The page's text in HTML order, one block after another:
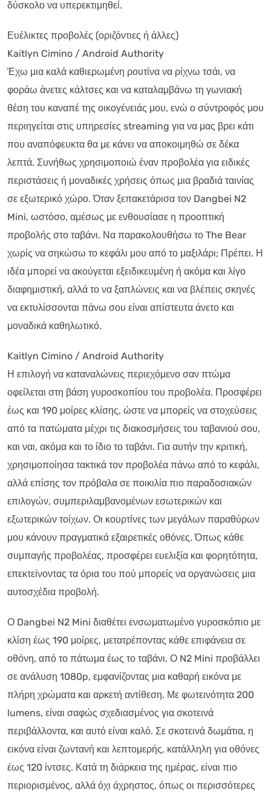
δύσκολο να υπερεκτιμηθεί.
Ευέλικτες προβολές (οριζόντιες ή άλλες)
Kaitlyn Cimino / Android Authority
Έχω μια καλά καθιερωμένη ρουτίνα να ρίχνω τσάι, να
φοράω άνετες κάλτσες και να καταλαμβάνω τη γωνιακή
θέση του καναπέ της οικογένειάς μου, ενώ ο σύντροφός μου
περιηγείται στις υπηρεσίες streaming για να μας βρει κάτι
που αναπόφευκτα θα με κάνει να αποκοιμηθώ σε δέκα
λεπτά. Συνήθως χρησιμοποιώ έναν προβολέα για ειδικές
περιστάσεις ή μοναδικές χρήσεις όπως μια βραδιά ταινίας
σε εξωτερικό χώρο. Όταν ξεπακετάρισα τον Dangbei N2
Mini, ωστόσο, αμέσως με ενθουσίασε η προοπτική
προβολής στο ταβάνι. Να παρακολουθήσω το The Bear
χωρίς να σηκώσω το κεφάλι μου από το μαξιλάρι; Πρέπει. Η
ιδέα μπορεί να ακούγεται εξειδικευμένη ή ακόμα και λίγο
διαφημιστική, αλλά το να ξαπλώνεις και να βλέπεις σκηνές
να εκτυλίσσονται πάνω σου είναι απίστευτα άνετο και
μοναδικά καθηλωτικό.
Kaitlyn Cimino / Android Authority
Η επιλογή να καταναλώνεις περιεχόμενο σαν πτώμα
οφείλεται στη βάση γυροσκοπίου του προβολέα. Προσφέρει
έως και 190 μοίρες κλίσης, ώστε να μπορείς να στοχεύσεις
από τα πατώματα μέχρι τις διακοσμήσεις του ταβανιού σου,
και ναι, ακόμα και το ίδιο το ταβάνι. Για αυτήν την κριτική,
χρησιμοποίησα τακτικά τον προβολέα πάνω από το κεφάλι,
αλλά επίσης τον πρόβαλα σε ποικιλία πιο παραδοσιακών
επιλογών, συμπεριλαμβανομένων εσωτερικών και
εξωτερικών τοίχων. Οι κουρτίνες των μεγάλων παραθύρων
μου κάνουν πραγματικά εξαιρετικές οθόνες. Όπως κάθε
συμπαγής προβολέας, προσφέρει ευελιξία και φορητότητα,
επεκτείνοντας τα όρια του πού μπορείς να οργανώσεις μια
αυτοσχέδια προβολή.
Ο Dangbei N2 Mini διαθέτει ενσωματωμένο γυροσκόπιο με
κλίση έως 190 μοίρες, μετατρέποντας κάθε επιφάνεια σε
οθόνη, από το πάτωμα έως το ταβάνι. Ο N2 Mini προβάλλει
σε ανάλυση 1080p, εμφανίζοντας μια καθαρή εικόνα με
πλήρη χρώματα και αρκετή αντίθεση. Με φωτεινότητα 200
lumens, είναι σαφώς σχεδιασμένος για σκοτεινά
περιβάλλοντα, και αυτό είναι καλό. Σε σκοτεινά δωμάτια, η
εικόνα είναι ζωντανή και λεπτομερής, κατάλληλη για οθόνες
έως 120 ίντσες. Κατά τη διάρκεια της ημέρας, είναι πιο
περιορισμένος, αλλά όχι άχρηστος, όπως οι περισσότερες